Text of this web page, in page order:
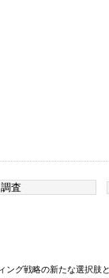
ング戦略の新たな選択肢